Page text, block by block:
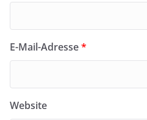
E-Mail-Adresse*
Website